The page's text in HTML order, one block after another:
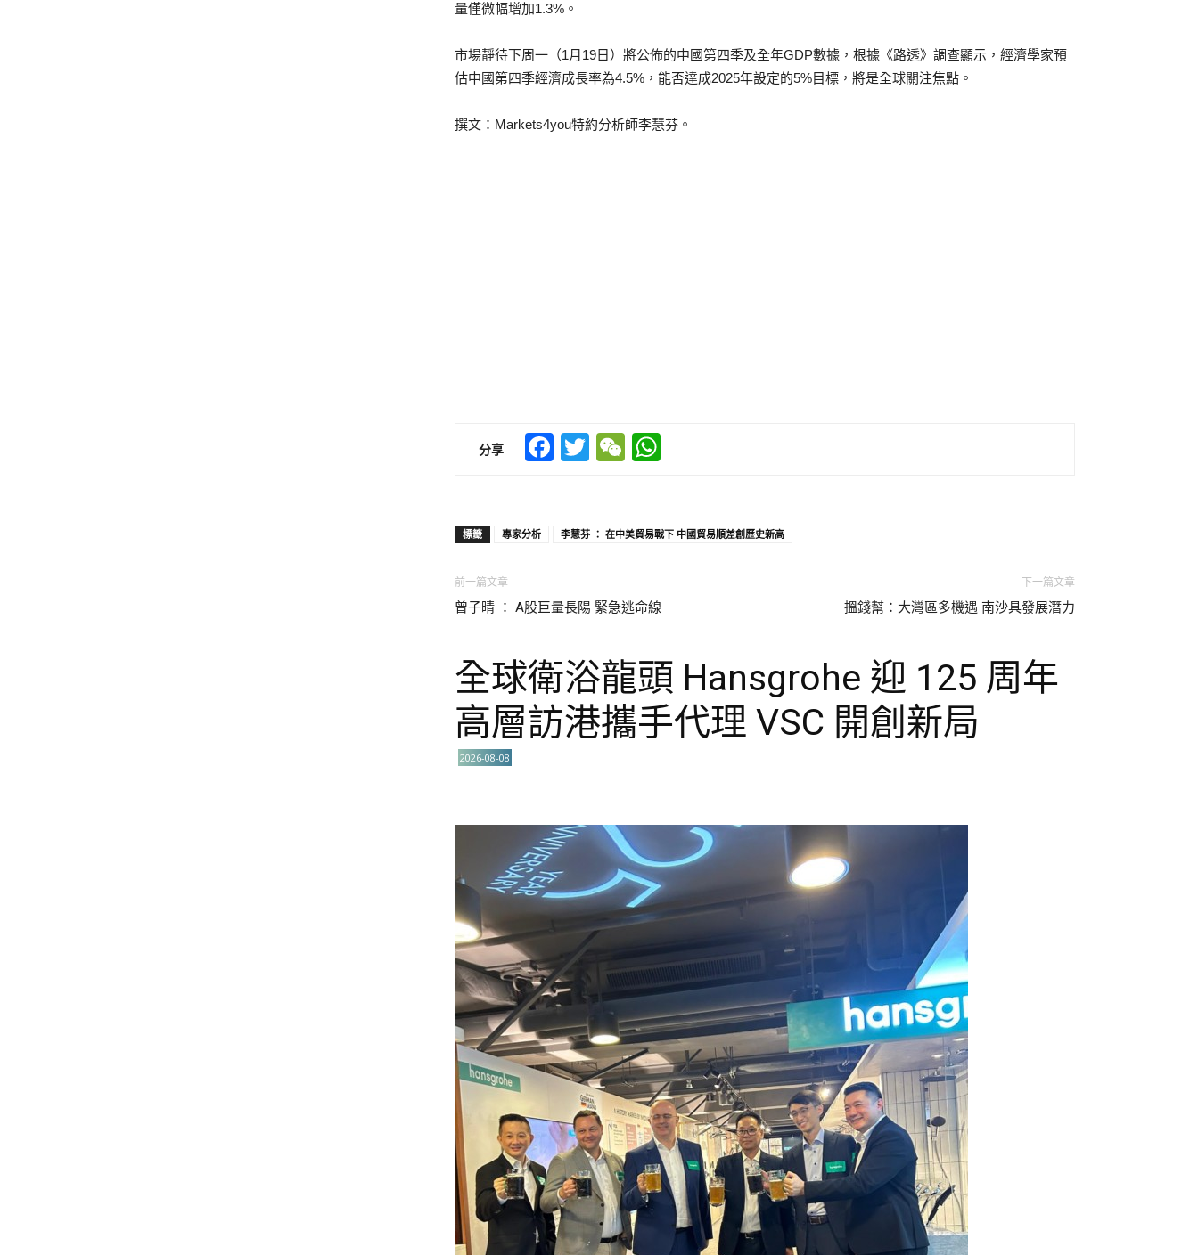
量僅微幅增加1.3%。
市場靜待下周一（1月19日）將公佈的中國第四季及全年GDP數據，根據《路透》調查顯示，經濟學家預
估中國第四季經濟成長率為4.5%，能否達成2025年設定的5%目標，將是全球關注焦點。
撰文：Markets4you特約分析師李慧芬。
分享 Facebook
TwitterWeChat
標籤 專家分析 李慧芬 ： 在中美貿易戰下 中國貿易順差創歷史新高
前一篇文章
曾子晴 ： A股巨量長陽 緊急逃命線
下一篇文章
搵錢幫：大灣區多機遇 南沙具發展潛力
全球衛浴龍頭 Hansgrohe 迎 125 周年
高層訪港攜手代理 VSC 開創新局
2026-08-08